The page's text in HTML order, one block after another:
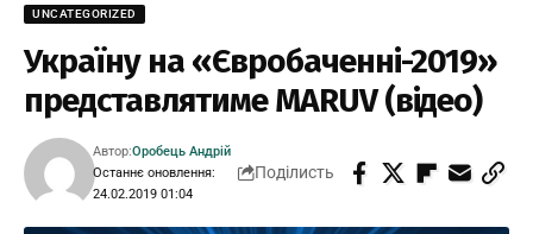
UNCATEGORIZED
Україну на «Євробаченні-2019»
представлятиме MARUV (відео)
Останнє оновлення:
24.02.2019 01:04
Автор:Оробець Андрій
Поділисть